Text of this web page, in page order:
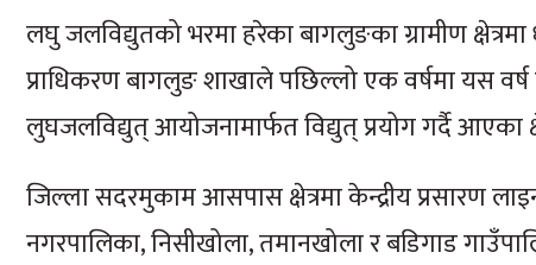
लघु जलविद्युतको भरमा हरेका बागलुङका ग्रामीण
प्राधिकरण बागलुङ शाखाले पछिल्लो एक वर्षमा यस वर्ष
लुघजलविद्युत् आयोजनामार्फत विद्युत् प्रयोग गर्दै आएका
जिल्ला सदरमुकाम आसपास क्षेत्रमा केन्द्रीय प्रसारण
नगरपालिका, निसीखोला, तमानखोला र बडिगाड